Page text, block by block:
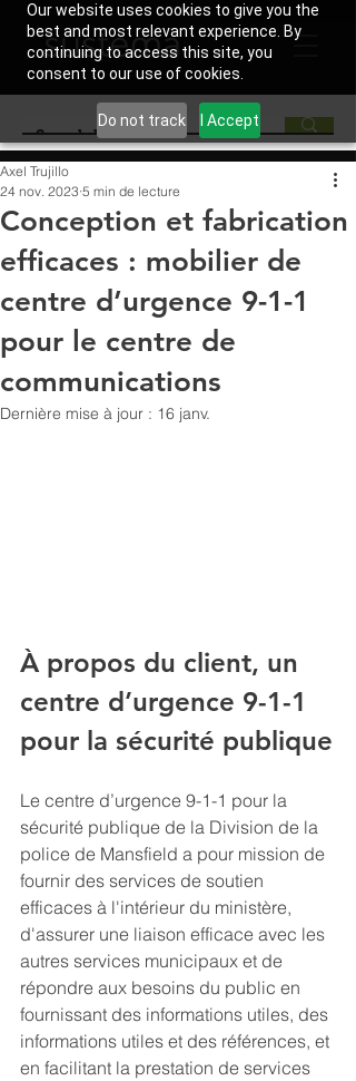
Our website uses cookies to give you the
best and most relevant experience. By
continuing to access this site, you
consent to our use of cookies.
Do not track I Accept
Conception et fabrication
efficaces : mobilier de
centre d’urgence 9-1-1
pour le centre de
communications
Axel Trujillo
24 nov. 2023 5 min de lecture
Dernière mise à jour : 16 janv.
À propos du client, un
centre d’urgence 9-1-1
pour la sécurité publique
Le centre d’urgence 9-1-1 pour la
sécurité publique de la Division de la
police de Mansfield a pour mission de
fournir des services de soutien
efficaces à l'intérieur du ministère,
d'assurer une liaison efficace avec les
autres services municipaux et de
répondre aux besoins du public en
fournissant des informations utiles, des
informations utiles et des références, et
en facilitant la prestation de services